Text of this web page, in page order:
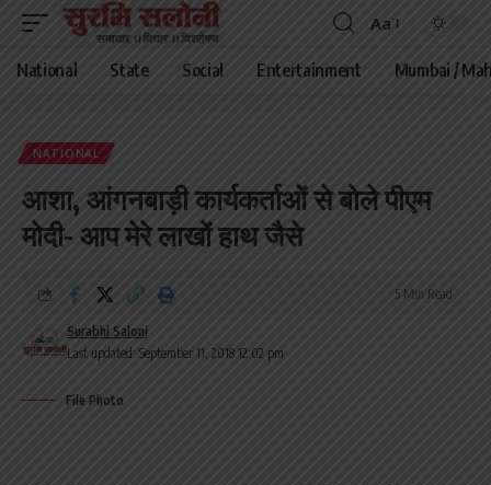
Font
Resizer
Aa
National State Social Entertainment Mumbai /
NATIONAL
आशा, आंगनबाड़ी कार्यकर्ताओं से बोले पीएम
मोदी- आप मेरे लाखों हाथ जैसे
Last updated: September 11, 2018 12:02 pm
Surabhi Saloni
5 Min Read
File Photo